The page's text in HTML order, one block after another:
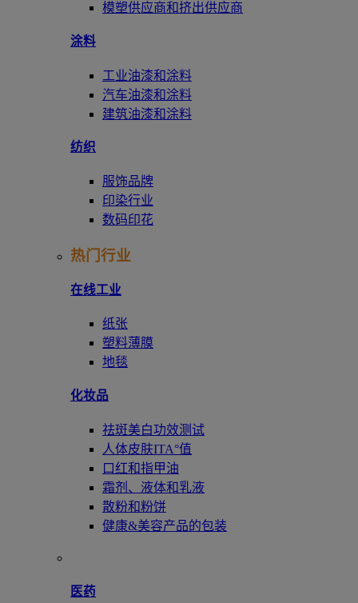
模塑供应商和挤出供应商
涂料
工业油漆和涂料
汽车油漆和涂料
建筑油漆和涂料
纺织
服饰品牌
印染行业
数码印花
热门行业
在线工业
纸张
塑料薄膜
地毯
化妆品
祛斑美白功效测试
人体皮肤ITA°值
口红和指甲油
霜剂、液体和乳液
散粉和粉饼
健康&美容产品的包装
医药